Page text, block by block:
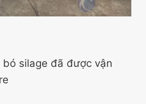
bó silage đã được vận